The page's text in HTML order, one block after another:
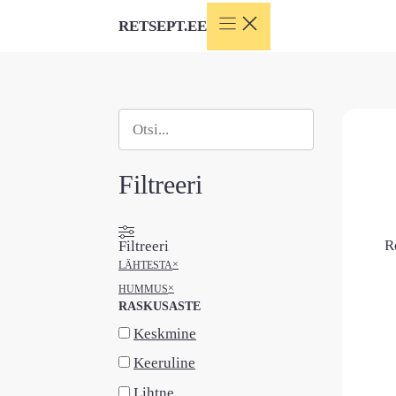
RETSEPT.EE
When autocomplete results are available
Filtreeri
Filtreeri
LÄHTESTA×
HUMMUS×
RASKUSASTE
Keskmine
Keeruline
Lihtne